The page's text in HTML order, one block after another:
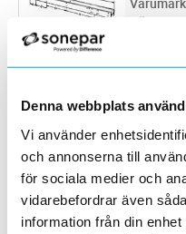
Denna webbplats
Vi använder
och annonserna till
för sociala medier och
vidarebefordrar även
information från din
ST
ST
ArtNr